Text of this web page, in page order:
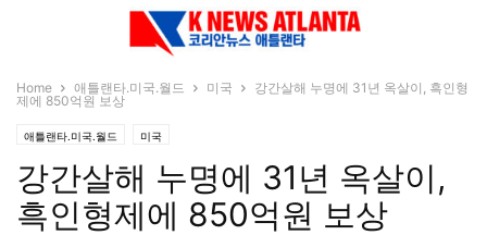
Home 애틀랜타.미국.월드 미국
강간살해 누명에 31년 옥살이, 흑인형
제에 850억원 보상
애틀랜타.미국.월드 미국
강간살해 누명에 31년 옥살이,
흑인형제에 850억원 보상